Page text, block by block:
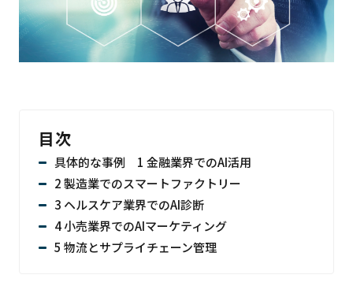
目次
具体的な事例 1 金融業界でのAI活用
2 製造業でのスマートファクトリー
3 ヘルスケア業界でのAI診断
4 小売業界でのAIマーケティング
5 物流とサプライチェーン管理